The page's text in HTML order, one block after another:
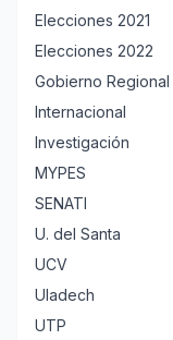
Elecciones 2021
Elecciones 2022
Gobierno
Internacional
Investigación
MYPES
SENATI
U. del Santa
UCV
Uladech
UTP